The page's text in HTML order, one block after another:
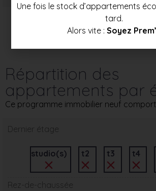
Répartition des
appartements par
Ce programme immobilier neuf
Dernier étage
studio(s) t2 t3 t4
Rez-de-chaussée
Une fois le stock d’appartements
tard.
Alors vite : Soyez